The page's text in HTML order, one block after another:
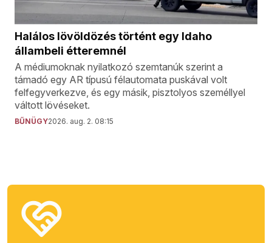
Halálos lövöldözés történt egy Idaho
állambeli étteremnél
A médiumoknak nyilatkozó szemtanúk szerint a
támadó egy AR típusú félautomata puskával volt
felfegyverkezve, és egy másik, pisztolyos személlyel
váltott lövéseket.
BŰNÜGY2026. aug. 2. 08:15